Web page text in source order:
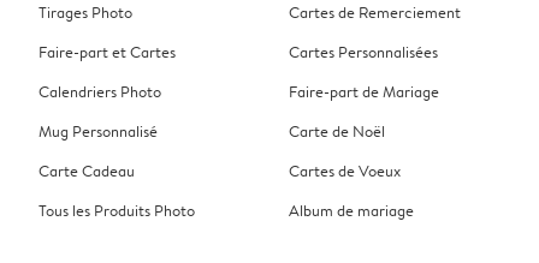
Tirages Photo
Faire-part et Cartes
Calendriers Photo
Mug Personnalisé
Carte Cadeau
Tous les Produits Photo
Cartes de Remerciement
Cartes Personnalisées
Faire-part de Mariage
Carte de Noël
Cartes de Voeux
Album de mariage